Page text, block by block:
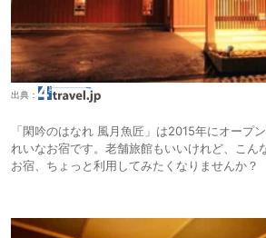
出典：
「閑吟のはなれ 風月魚匠」は2015年にオープ
れいなお宿です。老舗旅館もいいけれど、こん
お宿、ちょっと利用してみたくなりませんか？